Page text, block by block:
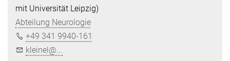
mit Universität Leipzig)
Abteilung Neurologie
+49 341 9940-161
kleinel@...